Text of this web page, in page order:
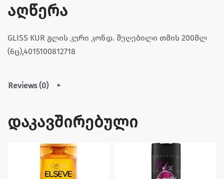
აღწერა
GLISS KUR გლის კური კონდ. შეღებილი თმის 200მლ
(6ც),4015100812718
Reviews (0)
დაკავშირებული